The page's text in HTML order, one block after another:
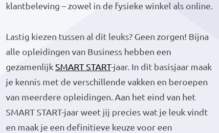
klantbeleving – zowel in de fysieke winkel als online.
Lastig kiezen tussen al dit leuks? Geen zorgen! Bijna
alle opleidingen van Business hebben een
gezamenlijk SMART START-jaar. In dit basisjaar maak
je kennis met de verschillende vakken en beroepen
van meerdere opleidingen. Aan het eind van het
SMART START-jaar weet jij precies wat je leuk vindt
en maak je een definitieve keuze voor een